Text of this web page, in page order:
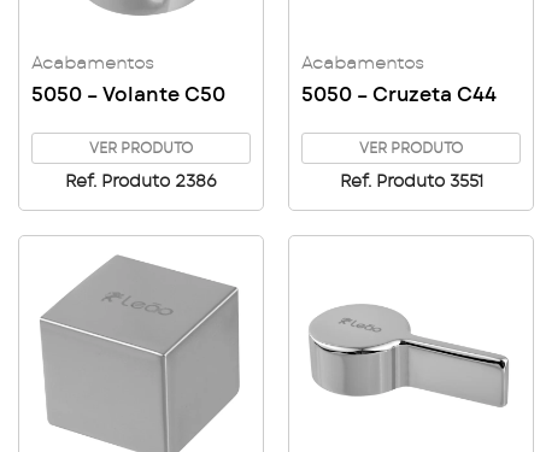
Acabamentos
5050 – Volante C50
VER PRODUTO
Ref. Produto 2386
Acabamentos
5050 – Cruzeta C44
VER PRODUTO
Ref. Produto 3551